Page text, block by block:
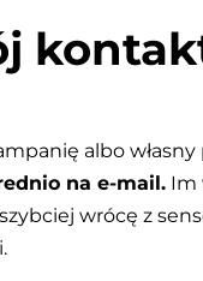
albo
na e-mail. Im
wrócę z